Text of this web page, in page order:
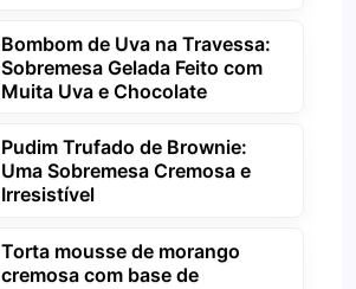
Bombom de Uva na Travessa:
Sobremesa Gelada Feito com
Muita Uva e Chocolate
Pudim Trufado de Brownie:
Uma Sobremesa Cremosa e
Irresistível
Torta mousse de morango
cremosa com base de